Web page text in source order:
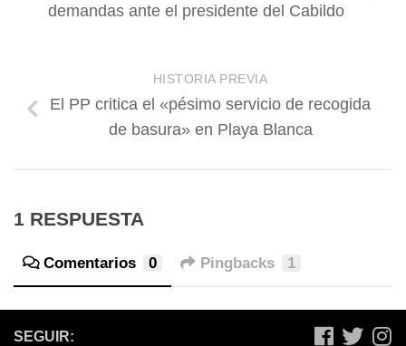
demandas ante el presidente del Cabildo
HISTORIA PREVIA
El PP critica el «pésimo servicio de recogida
de basura» en Playa Blanca
1 RESPUESTA
Comentarios 0 Pingbacks 1
SEGUIR: